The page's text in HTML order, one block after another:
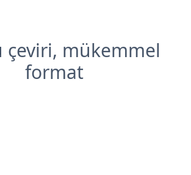
çeviri, mükemmel
format